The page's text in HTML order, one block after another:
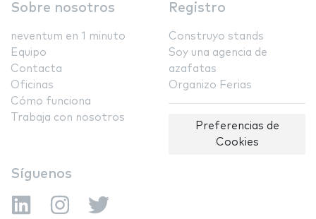
Sobre nosotros
neventum en 1 minuto
Equipo
Contacta
Oficinas
Cómo funciona
Trabaja con nosotros
Registro
Construyo stands
Soy una agencia de
azafatas
Organizo Ferias
Preferencias de
Cookies
Síguenos